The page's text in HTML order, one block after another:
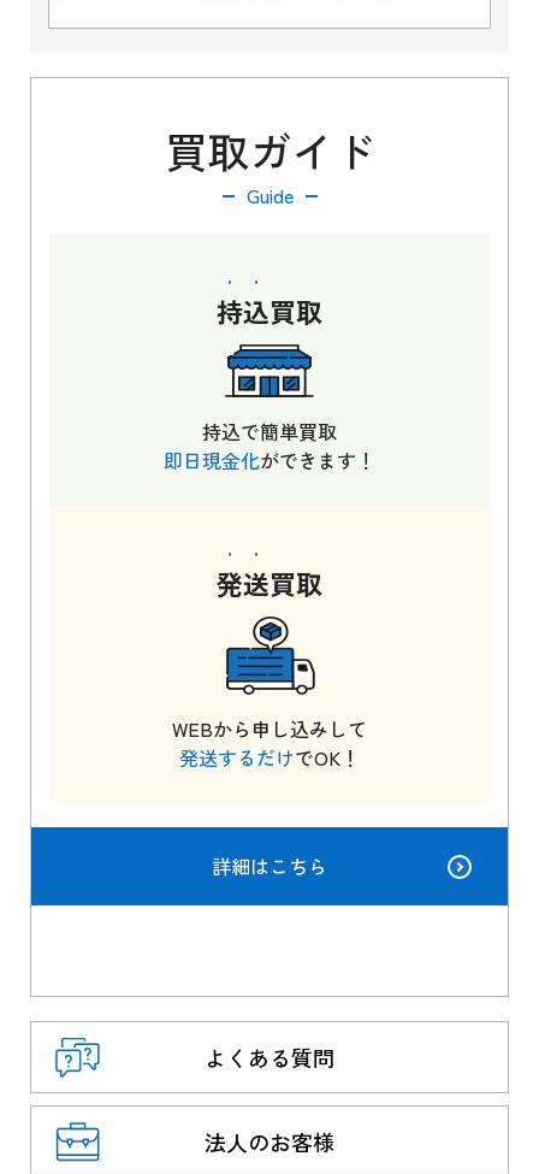
買取ガイド
Guide
持込買取
持込で簡単買取
即日現金化ができます！
発送買取
WEBから申し込みして
発送するだけでOK！
詳細はこちら
よくある質問
法人のお客様